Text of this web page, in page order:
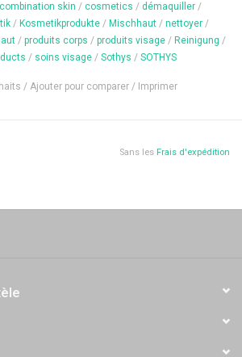
qui paraît visiblement affinée et
l’aspect de la peau est significativement
les zones du corps concernées.
combination skin / cosmetics / démaquiller /
/ Kosmetikprodukte / Mischhaut / nettoyer /
/ produits corps / produits visage / Reinigung /
/ soins visage / Sothys / SOTHYS
/ Ajouter pour comparer / Imprimer
Sans les Frais d'expédition